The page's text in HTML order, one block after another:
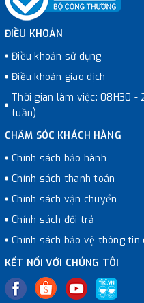
ĐIỀU KHOẢN
Điều khoản sử dụng
Điều khoản giao dịch
Thời gian làm việc: 08H30
tuần)
CHĂM SÓC KHÁCH HÀNG
Chính sách bảo hành
Chính sách thanh toán
Chính sách vận chuyển
Chính sách đổi trả
Chính sách bảo vệ thông tin
KẾT NỐI VỚI CHÚNG TÔI